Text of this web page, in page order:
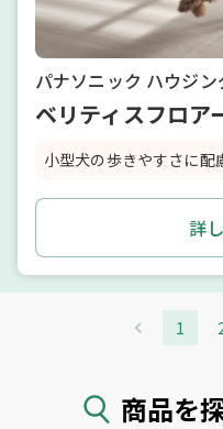
商品を
パナソニック ハウジ
ベリティスフロ
小型犬の歩きやすさに配
詳
1